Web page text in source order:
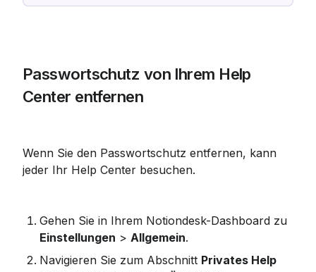
Passwortschutz von Ihrem Help
Center entfernen
Wenn Sie den Passwortschutz entfernen, kann
jeder Ihr Help Center besuchen.
Gehen Sie in Ihrem Notiondesk-Dashboard zu
Einstellungen > Allgemein.
Navigieren Sie zum Abschnitt Privates Help